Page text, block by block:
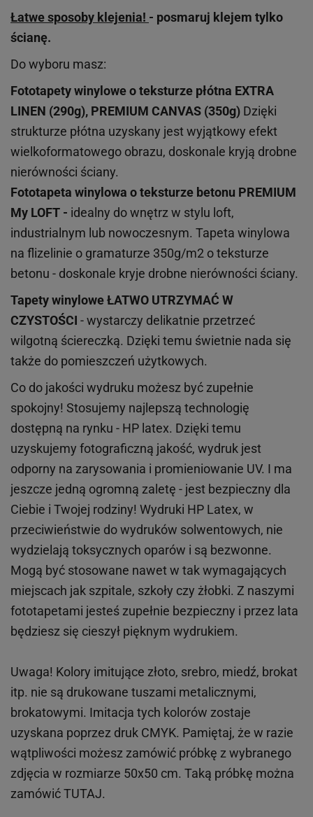
Łatwe sposoby klejenia! - posmaruj klejem tylko
ścianę.
Do wyboru masz:
Fototapety winylowe oteksturze płótna EXTRA
LINEN (290g), PREMIUM CANVAS (350g) Dzięki
strukturze płótna uzyskany jest wyjątkowy efekt
wielkoformatowego obrazu, doskonale kryją drobne
nierówności ściany.
Fototapeta winylowa oteksturze betonu PREMIUM
My LOFT - idealny do wnętrz w stylu loft,
industrialnym lub nowoczesnym. Tapeta winylowa
na flizelinie o gramaturze 350g/m2 o teksturze
betonu - doskonale kryje drobne nierówności ściany.
Tapety winyloweŁATWO UTRZYMAĆ W
CZYSTOŚCI - wystarczy delikatnie przetrzeć
wilgotną ściereczką. Dzięki temu świetnie nada się
także do pomieszczeń użytkowych.
Co do jakości wydruku możesz być zupełnie
spokojny! Stosujemy najlepszą technologię
dostępną na rynku - HP latex. Dzięki temu
uzyskujemy fotograficzną jakość, wydruk jest
odporny na zarysowania i promieniowanie UV. I ma
jeszcze jedną ogromną zaletę - jest bezpieczny dla
Ciebie i Twojej rodziny! Wydruki HP Latex, w
przeciwieństwie do wydruków solwentowych, nie
wydzielają toksycznych oparów i są bezwonne.
Mogą być stosowane nawet w tak wymagających
miejscach jak szpitale, szkoły czy żłobki. Z naszymi
fototapetami jesteś zupełnie bezpieczny i przez lata
będziesz się cieszył pięknym wydrukiem.
Uwaga! Kolory imitujące złoto, srebro, miedź, brokat
itp. nie są drukowane tuszami metalicznymi,
brokatowymi. Imitacja tych kolorów zostaje
uzyskana poprzez druk CMYK. Pamiętaj, że w razie
wątpliwości możesz zamówić próbkę z wybranego
zdjęcia w rozmiarze 50x50 cm. Taką próbkę można
zamówićTUTAJ.